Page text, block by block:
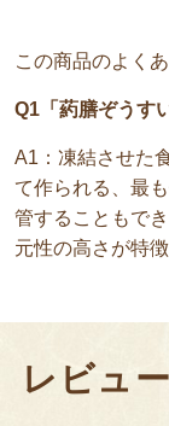
この商品のよく
Q1「葯膳ぞうす
A1：凍結させた
て作られる、最
管することもで
元性の高さが特徴
レビュー